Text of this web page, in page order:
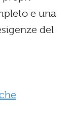
e una
del